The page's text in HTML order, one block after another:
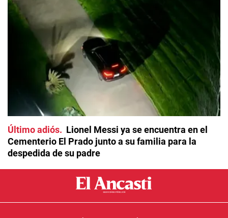
Último adiós
Lionel Messi ya se encuentra en el
Cementerio El Prado junto a su familia para la
despedida de su padre